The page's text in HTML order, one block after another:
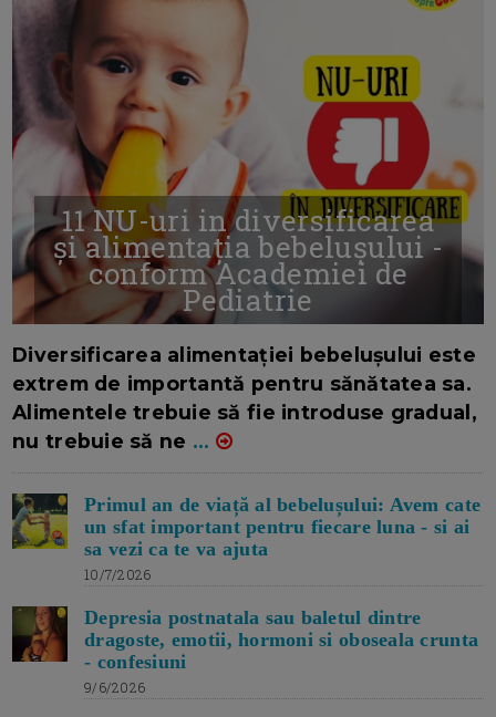
11 NU-uri in diversificarea
și alimentația bebelușului -
conform Academiei de
Pediatrie
Diversificarea alimentației bebelușului este
extrem de importantă pentru sănătatea sa.
Alimentele trebuie să fie introduse gradual,
nu trebuie să ne ...
Primul an de viață al bebelușului: Avem cate
un sfat important pentru fiecare luna - si ai
sa vezi ca te va ajuta
10/7/2026
Depresia postnatala sau baletul dintre
dragoste, emotii, hormoni si oboseala crunta
- confesiuni
9/6/2026